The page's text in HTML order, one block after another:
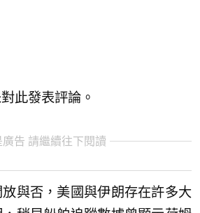
此發表評論。
廣告 請繼續往下閱讀
與否，美國與伊朗存在許多大